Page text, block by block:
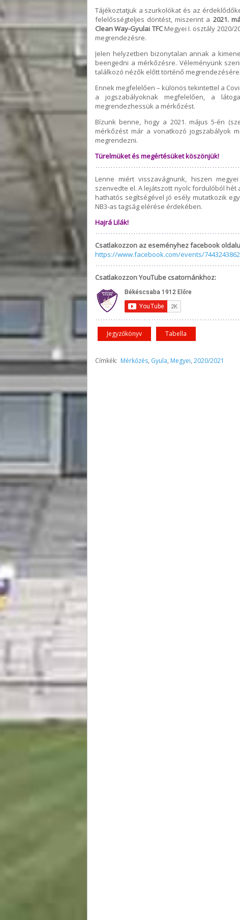
Tájékoztatjuk a szurkolókat és az
felelősségteljes döntést, miszerint a 2021.
Clean Way-Gyulai TFCMegyei I. osztály 2020/
megrendezésre.
Jelen helyzetben bizonytalan annak a
beengedni a mérkőzésre. Véleményünk
találkozó nézők előtt történő megrendezésére.
Ennek megfelelően – különös tekintettel a
a jogszabályoknak megfelelően, a
megrendezhessük a mérkőzést.
Bízunk benne, hogy a 2021. május 5-én
mérkőzést már a vonatkozó jogszabályok
megrendezni.
Türelmüket és megértésüket köszönjük!
Lenne miért visszavágnunk, hiszen
szenvedte el. A lejátszott nyolc fordulóból
hathatós segítségével jó esély mutatkozik
NB3-as tagság elérése érdekében.
Hajrá Lilák!
Csatlakozzon az eseményhez facebook
https://www.facebook.com/events/
Csatlakozzon YouTube csatornánkhoz:
Jegyzőkönyv Tabella
Címkék: Mérkőzés, Gyula, Megyei, 2020/2021